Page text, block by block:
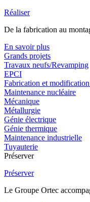
Réaliser
De la fabrication au
En savoir plus
Grands projets
Travaux neufs/Revamping
EPCI
Fabrication et
Maintenance nucléaire
Mécanique
Métallurgie
Génie électrique
Génie thermique
Maintenance industrielle
Tuyauterie
Préserver
Préserver
Le Groupe Ortec